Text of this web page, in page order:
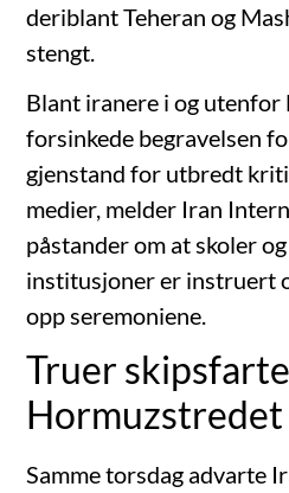
deriblant Teheran og
stengt.
Blant iranere i og
forsinkede begravelsen
gjenstand for utbredt
medier, melder Iran
påstander om at skoler
institusjoner er instruert
opp seremoniene.
Truer
Hormuzstredet
Samme torsdag advarte